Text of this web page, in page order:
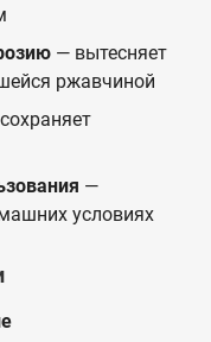
— вытесняет
ржавчиной
—
условиях